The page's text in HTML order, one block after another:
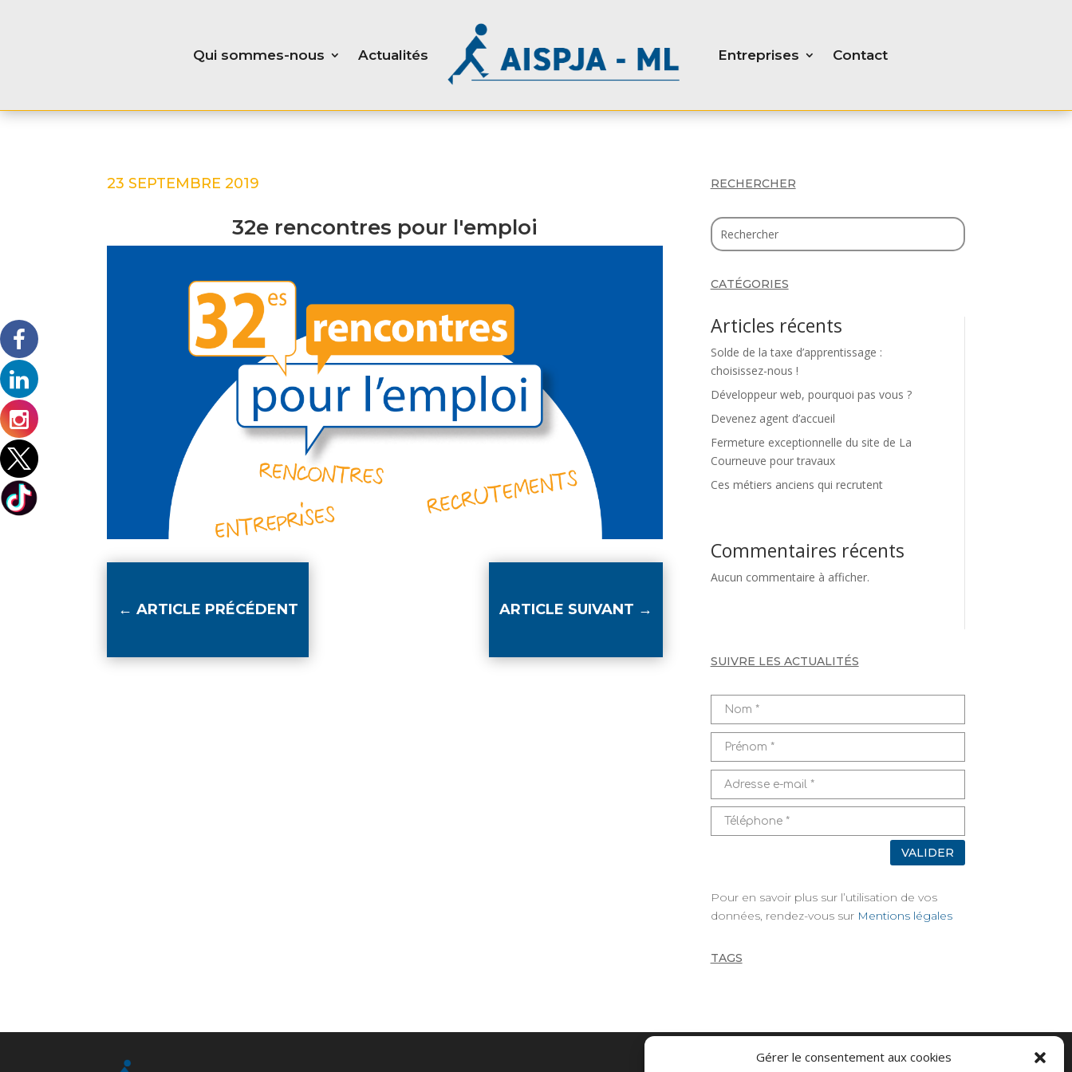
Gérer le consentement aux cookies
Qui sommes-nous Actualités Entreprises Contact
23 SEPTEMBRE 2019
32e rencontres pour l'emploi
← ARTICLE PRÉCÉDENT ARTICLE SUIVANT →
RECHERCHER
CATÉGORIES
Articles récents
Solde de la taxe d’apprentissage :
choisissez-nous !
Développeur web, pourquoi pas vous ?
Devenez agent d’accueil
Fermeture exceptionnelle du site de La
Courneuve pour travaux
Ces métiers anciens qui recrutent
Commentaires récents
Aucun commentaire à afficher.
SUIVRE LES ACTUALITÉS
VALIDER
Pour en savoir plus sur l’utilisation de vos
données, rendez-vous sur Mentions légales
TAGS